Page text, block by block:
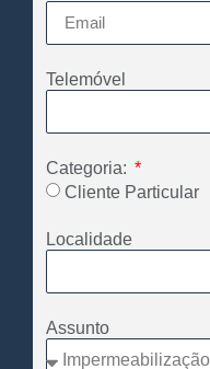
Telemóvel
Categoria:
Cliente Particular
Localidade
Assunto